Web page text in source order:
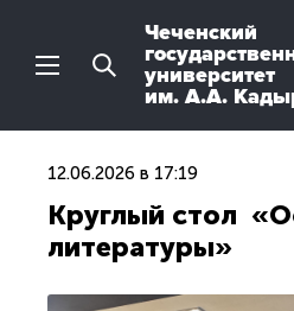
Чеченский
университет
им. А.А.
12.06.2026 в 17:19
Круглый стол
литературы»